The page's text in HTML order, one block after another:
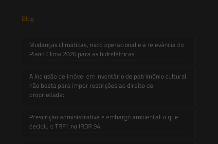
Blog
Mudanças climáticas, risco operacional e a relevância do
Plano Clima 2026 para as hidrelétricas
A inclusão de imóvel em inventário de patrimônio cultural
não basta para impor restrições ao direito de
propriedade:
Prescrição administrativa e embargo ambiental: o que
decidiu o TRF1 no IRDR 94